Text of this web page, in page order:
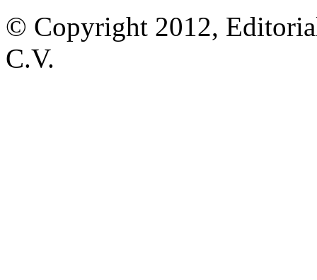
© Copyright 2012,
C.V.